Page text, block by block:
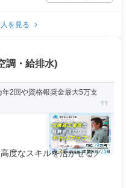
を見る
調・給排水)
年2回や資格報奨金最大5万支
度なスキルを活かせる／